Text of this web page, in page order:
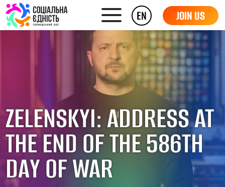
EN JOIN US
ZELENSKYI: ADDRESS AT
THE END OF THE 586TH
DAY OF WAR